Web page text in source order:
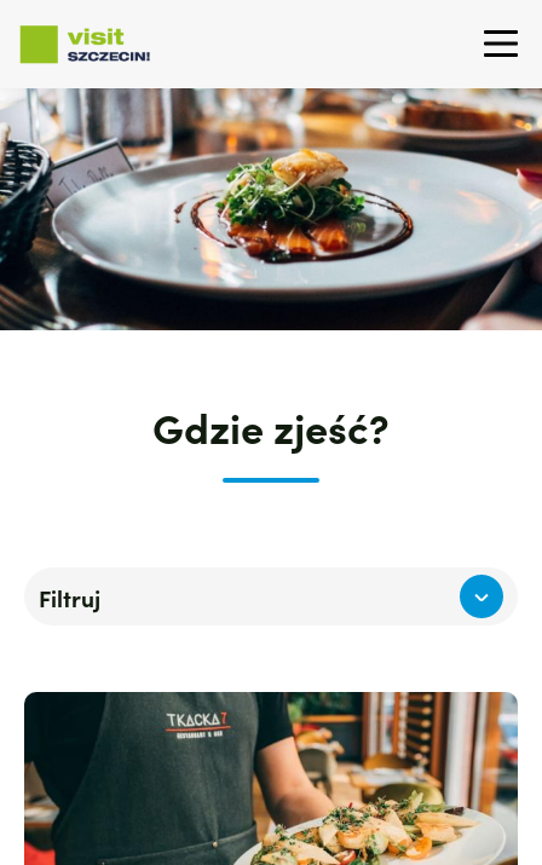
Przejdź
do
treści
Gdzie zjeść?
Filtruj